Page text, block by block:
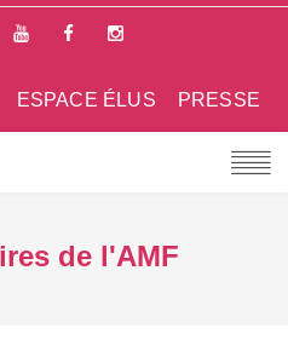
PRESSE
ESPACE ÉLUS
de l'AMF